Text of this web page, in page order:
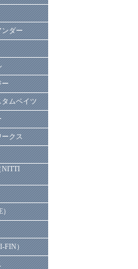
ンダー
ー
タムベイツ
ークス
NITTI
FIN）